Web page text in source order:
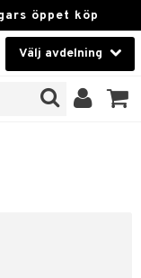
öppet köp
Välj avdelning